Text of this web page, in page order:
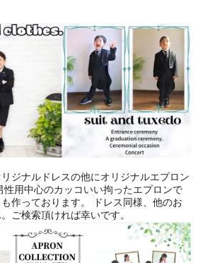
ジナルドレスの他にオリジナルエプロン
性用中心のカッコいい拘ったエプロンで
作っております。 ドレス同様、他のお
ご検索頂ければ幸いです。